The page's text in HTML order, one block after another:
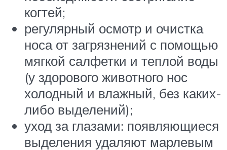
когтей;
регулярный осмотр и очистка
носа от загрязнений с помощью
мягкой салфетки и теплой воды
(у здорового животного нос
холодный и влажный, без каких-
либо выделений);
уход за глазами: появляющиеся
выделения удаляют марлевым